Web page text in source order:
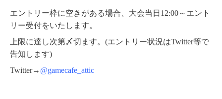
エントリー枠に空きがある場合、大会当日12:00～エント
リー受付をいたします。
上限に達し次第〆切ます。(エントリー状況はTwitter等で
告知します)
Twitter→ @gamecafe_attic